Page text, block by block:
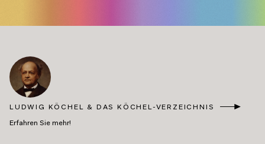
LUDWIG KÖCHEL & DAS KÖCHEL-VERZEICHNIS
Erfahren Sie mehr!